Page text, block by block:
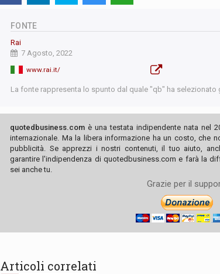
FONTE
Rai
7 Agosto, 2022
www.rai.it/
La fonte rappresenta lo spunto dal quale "qb" ha selezionato
quotedbusiness.com è una testata indipendente nata nel
internazionale. Ma la libera informazione ha un costo, che
pubblicità. Se apprezzi i nostri contenuti, il tuo aiuto,
garantire l'indipendenza di quotedbusiness.com e farà la
sei anche tu.
Grazie per il
Articoli correlati